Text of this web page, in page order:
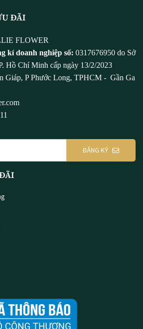
ĐÃI
FLOWER
kí doanh nghiệp số: 0317676950 do Sở
Hồ Chí Minh cấp ngày 13/2/2023
Giáp, P Phước Long, TPHCM - Gần Ga
ĐĂNG KÝ